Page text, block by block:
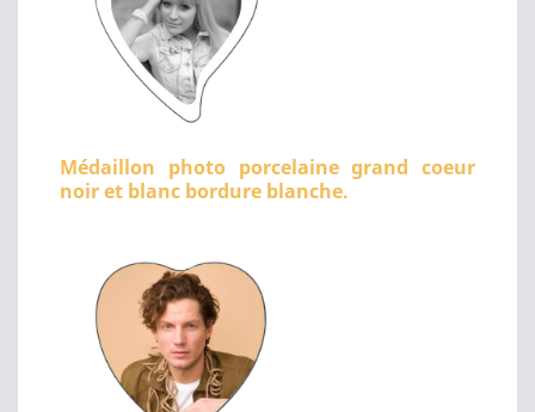
Médaillon photo porcelaine grand coeur
noir et blanc bordure blanche.